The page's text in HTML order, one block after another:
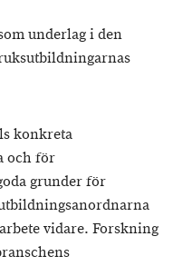
underlag i den
konkreta
och för
grunder för
vidare. Forskning